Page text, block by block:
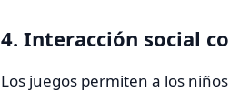
4. Interacción social
Los juegos permiten a los